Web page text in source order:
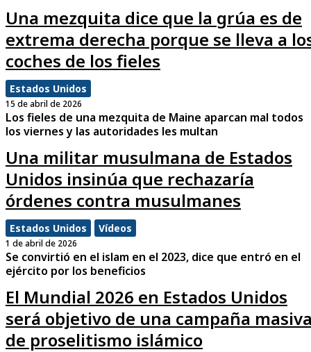
Una mezquita dice que la grúa es de
extrema derecha porque se lleva a
coches de los fieles
Estados Unidos
15 de abril de 2026
Los fieles de una mezquita de Maine aparcan mal todos
los viernes y las autoridades les multan
Una militar musulmana de Estados
Unidos insinúa que rechazaría
órdenes contra musulmanes
Estados Unidos Vídeos
1 de abril de 2026
Se convirtió en el islam en el 2023, dice que entró en el
ejército por los beneficios
El Mundial 2026 en Estados Unidos
será objetivo de una campaña
de proselitismo islámico